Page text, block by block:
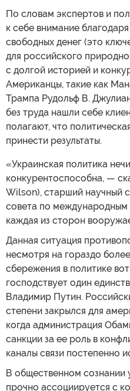
По словам экспертов и
к себе внимание
свободных денег (это
для российского
с долгой историей и
Американцы, такие как
Трампа Рудольф В.
без труда нашли себе
полагают, что
принести результаты.
«Украинская политика
конкурентоспособна, —
Wilson), старший научный
совета по
каждая из сторон
Данная ситуация
несмотря на гораздо
сбережения в политике
господствует один
Владимир Путин.
степени закрылся для
когда администрация
санкции за ее роль в
каналы связи постепенно
В общественном
прочно ассоциируется с